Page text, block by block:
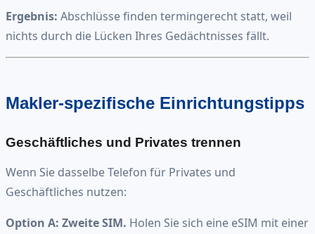
Ergebnis: Abschlüsse finden termingerecht statt, weil
nichts durch die Lücken Ihres Gedächtnisses fällt.
Makler-spezifische Einrichtungstipps
Geschäftliches und Privates trennen
Wenn Sie dasselbe Telefon für Privates und
Geschäftliches nutzen:
Option A: Zweite SIM. Holen Sie sich eine eSIM mit einer